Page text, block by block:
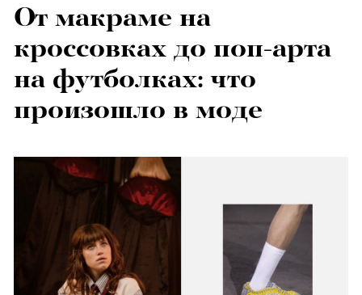
От макраме на
кроссовках до поп-арта
на футболках: что
произошло в моде